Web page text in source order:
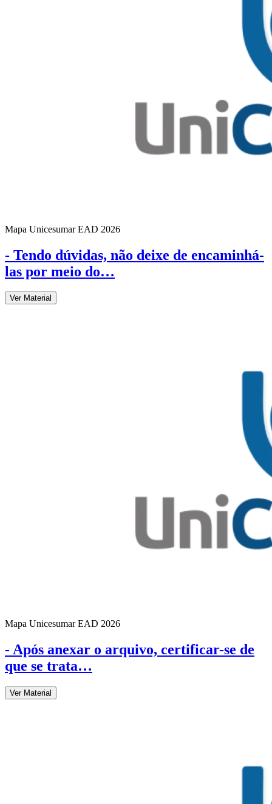
Mapa Unicesumar EAD 2026
- Tendo dúvidas, não deixe de encaminhá-
las por meio do…
Ver Material
Mapa Unicesumar EAD 2026
- Após anexar o arquivo, certificar-se de
que se trata…
Ver Material